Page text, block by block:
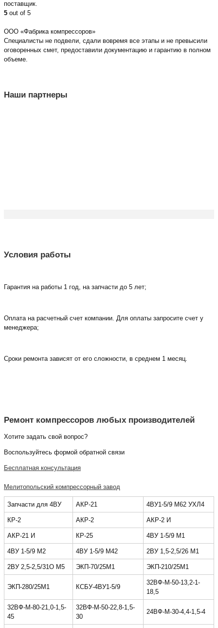
поставщик.
5 out of 5
ООО «Фабрика компрессоров»
Специалисты не подвели, сдали вовремя все этапы и не превысили
оговоренных смет, предоставили документацию и гарантию в полном
объеме.
Наши партнеры
Условия работы
Гарантия на работы 1 год, на запчасти до 5 лет;
Оплата на расчетный счет компании. Для оплаты запросите счет у
менеджера;
Сроки ремонта зависят от его сложности, в среднем 1 месяц.
Ремонт компрессоров любых производителей
Хотите задать свой вопрос?
Воспользуйтесь формой обратной связи
Бесплатная консультация
Мелитопольский компрессорный завод
Запчасти для 4ВУ АКР-21 4ВУ1-5/9 М62 УХЛ4
КР-2 АКР-2 АКР-2 И
АКР-21 И КР-25 4ВУ 1-5/9 М1
4ВУ 1-5/9 М2 4ВУ 1-5/9 М42 2ВУ 1,5-2,5/26 М1
2ВУ 2,5-2,5/31О М5 ЭКП-70/25М1 ЭКП-210/25М1
ЭКП-280/25М1 КСБУ-4ВУ1-5/9
32ВФ-М-50-13,2-1-
18,5
32ВФ-М-80-21,0-1,5-
45
32ВФ-М-50-22,8-1,5-
30
24ВФ-М-30-4,4-1,5-4